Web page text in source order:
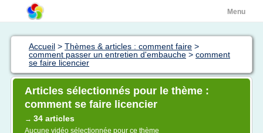
Menu
Accueil > Thèmes & articles : comment faire >
comment passer un entretien d'embauche > comment
se faire licencier
Articles sélectionnés pour le thème :
comment se faire licencier
→ 34 articles
Aucune vidéo sélectionnée pour ce thème